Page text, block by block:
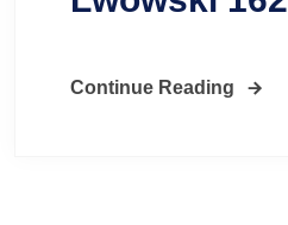
Continue Reading